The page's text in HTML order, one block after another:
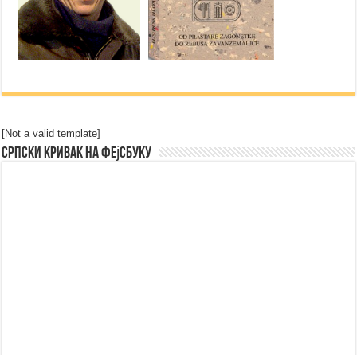
[Not a valid template]
Српски Кривак на Фејсбуку